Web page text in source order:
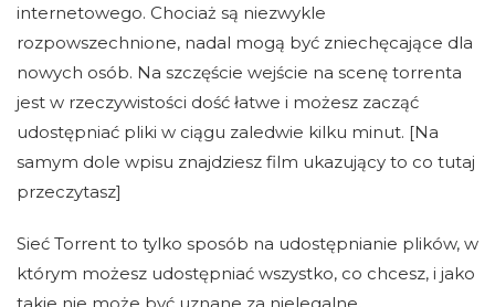
internetowego. Chociaż są niezwykle
rozpowszechnione, nadal mogą być zniechęcające dla
nowych osób. Na szczęście wejście na scenę torrenta
jest w rzeczywistości dość łatwe i możesz zacząć
udostępniać pliki w ciągu zaledwie kilku minut. [Na
samym dole wpisu znajdziesz film ukazujący to co tutaj
przeczytasz]
Sieć Torrent to tylko sposób na udostępnianie plików, w
którym możesz udostępniać wszystko, co chcesz, i jako
takie nie może być uznane za nielegalne.